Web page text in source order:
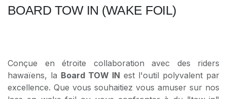
BOARD TOW IN (WAKE FOIL)
Conçue en étroite collaboration avec des riders
hawaïens, la Board TOW IN est l'outil polyvalent par
excellence. Que vous souhaitiez vous amuser sur nos